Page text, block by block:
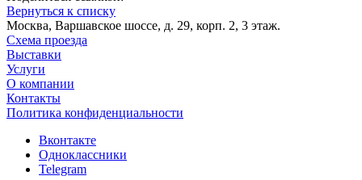
Вернуться к списку
Москва, Варшавское шоссе, д. 29, корп. 2, 3 этаж.
Схема проезда
Выставки
Услуги
О компании
Контакты
Политика конфиденциальности
Вконтакте
Одноклассники
Telegram